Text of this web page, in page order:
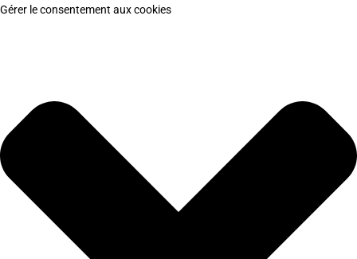
Gérer le consentement aux cookies